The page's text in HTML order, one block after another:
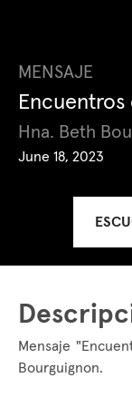
MENSAJE
Hna. Beth
June 18, 2023
Mensaje
Bourguignon.